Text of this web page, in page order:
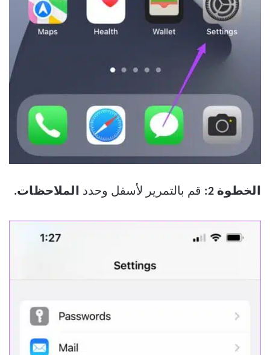
الخطوة 2: قم بالتمرير لأسفل وحدد الملاحظات.